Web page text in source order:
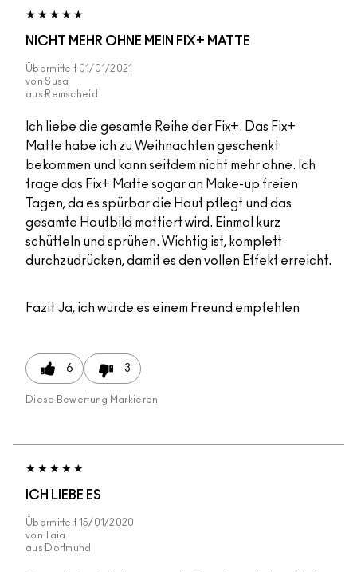
NICHT MEHR OHNE MEIN FIX+ MATTE
Übermittelt 01/01/2021
von Susa
aus Remscheid
Ich liebe die gesamte Reihe der Fix+. Das Fix+
Matte habe ich zu Weihnachten geschenkt
bekommen und kann seitdem nicht mehr ohne. Ich
trage das Fix+ Matte sogar an Make-up freien
Tagen, da es spürbar die Haut pflegt und das
gesamte Hautbild mattiert wird. Einmal kurz
schütteln und sprühen. Wichtig ist, komplett
durchzudrücken, damit es den vollen Effekt erreicht.
Fazit Ja, ich würde es einem Freund empfehlen
6 3
Diese Bewertung Markieren
ICH LIEBE ES
Übermittelt 15/01/2020
von
Taia
aus
Dortmund